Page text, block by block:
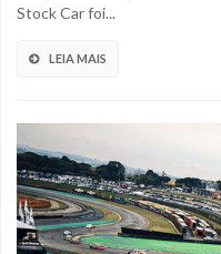
Stock Car foi...
LEIA MAIS